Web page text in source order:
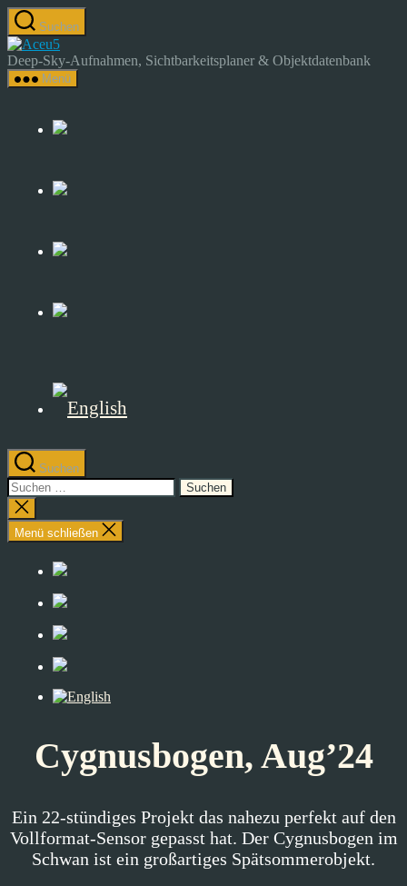
Zum
Inhalt
springen
Suchen
Astrocamp
–
Astrofotografie
Sky-
Deep-Sky-Aufnahmen, Sichtbarkeitsplaner & Objektdatenbank
Menü
Suchen
Suchen
nach:
Suche
schließen
Menü schließen
Cygnusbogen, Aug’24
Ein 22-stündiges Projekt das nahezu perfekt auf den
Vollformat-Sensor gepasst hat. Der Cygnusbogen im
Schwan ist ein großartiges Spätsommerobjekt.